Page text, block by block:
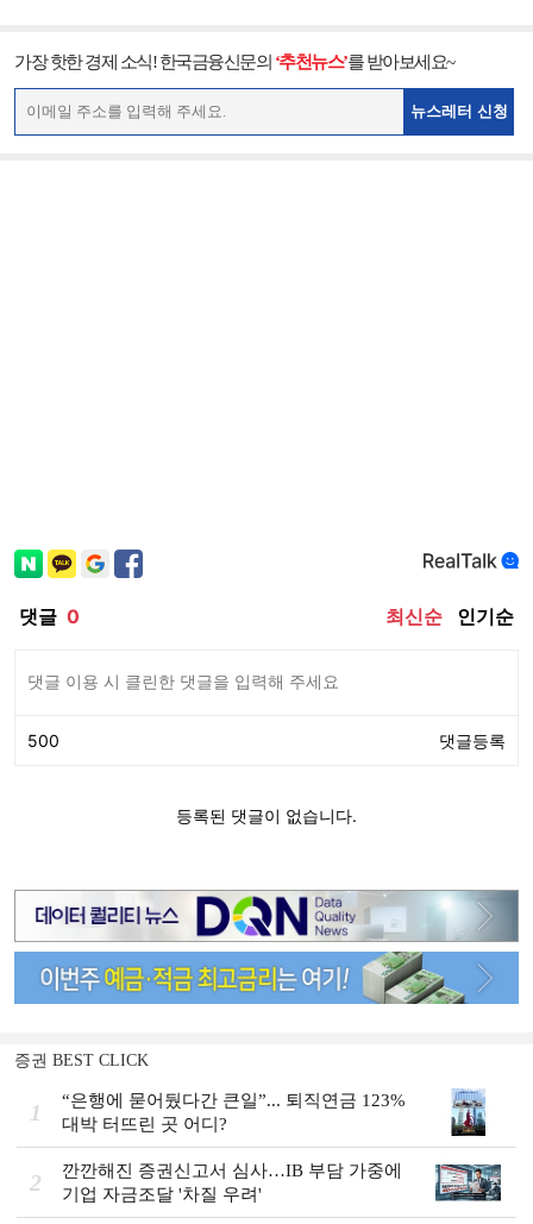
가장 핫한 경제 소식! 한국금융신문의 ‘추천뉴스’를 받아보세요~
뉴스레터 신청
증권 BEST CLICK
1
“은행에 묻어뒀다간 큰일”... 퇴직연금 123%
대박 터뜨린 곳 어디?
2
깐깐해진 증권신고서 심사…IB 부담 가중에
기업 자금조달 '차질 우려'